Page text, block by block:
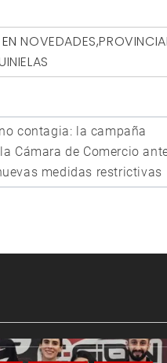
ENNOVEDADES,
contagia: la campaña
Cámara de Comercio
medidas restrictivas